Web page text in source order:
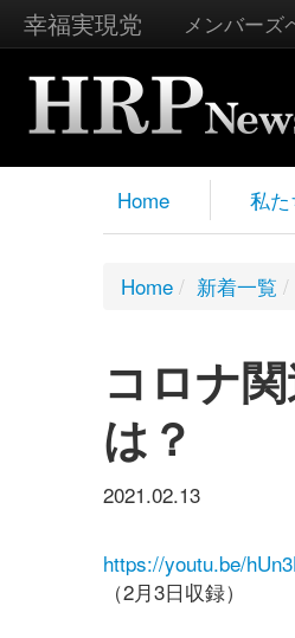
幸福実現党 メンバーズ
Home 私
Home / 新着一覧 /
コロナ
は？
2021.02.13
https://youtu.be/
（2月3日収録）